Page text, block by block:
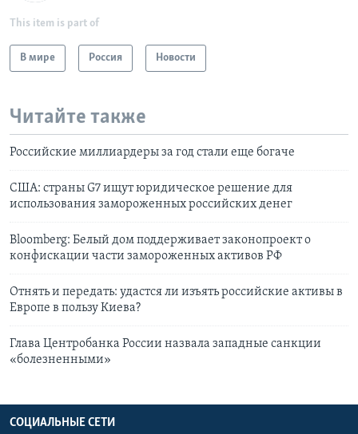
This item is part of
В мире Россия Новости
Читайте также
Российские миллиардеры за год стали еще богаче
США: страны G7 ищут юридическое решение для
использования замороженных российских денег
Bloomberg: Белый дом поддерживает законопроект о
конфискации части замороженных активов РФ
Отнять и передать: удастся ли изъять российские активы в
Европе в пользу Киева?
Глава Центробанка России назвала западные санкции
«болезненными»
СОЦИАЛЬНЫЕ СЕТИ